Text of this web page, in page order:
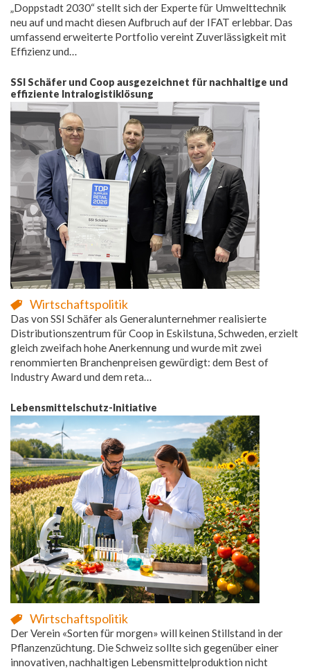
„Doppstadt 2030“ stellt sich der Experte für Umwelttechnik
neu auf und macht diesen Aufbruch auf der IFAT erlebbar. Das
umfassend erweiterte Portfolio vereint Zuverlässigkeit mit
Effizienz und…
SSI Schäfer und Coop ausgezeichnet für nachhaltige und
effiziente Intralogistiklösung
Wirtschaftspolitik
Das von SSI Schäfer als Generalunternehmer realisierte
Distributionszentrum für Coop in Eskilstuna, Schweden, erzielt
gleich zweifach hohe Anerkennung und wurde mit zwei
renommierten Branchenpreisen gewürdigt: dem Best of
Industry Award und dem reta…
Lebensmittelschutz-Initiative
Wirtschaftspolitik
Der Verein «Sorten für morgen» will keinen Stillstand in der
Pflanzenzüchtung. Die Schweiz sollte sich gegenüber einer
innovativen, nachhaltigen Lebensmittelproduktion nicht